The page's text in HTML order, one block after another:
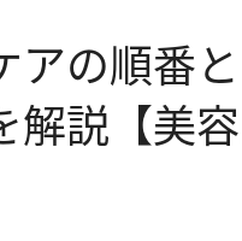
アの順番
解説【美容